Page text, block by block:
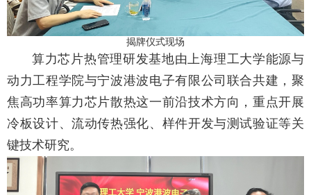
揭牌仪式现场
算力芯片热管理研发基地由上海理工大学能源与
动力工程学院与宁波港波电子有限公司联合共建，聚
焦高功率算力芯片散热这一前沿技术方向，重点开展
冷板设计、流动传热强化、样件开发与测试验证等关
键技术研究。